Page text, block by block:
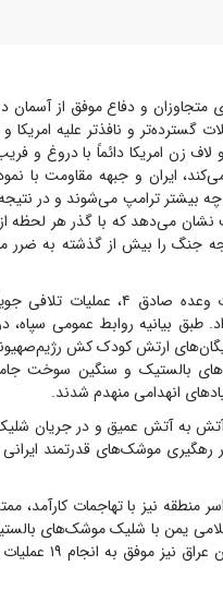
متجاوزان و دفاع موفق از
و نافذتر علیه امریکا و
زن امریکا دائماً با دروغ و
ایران و جبهه مقاومت با
بیشتر ترامپ می‌شوند و در
نشان می‌دهد که با گذر هر لحظه
جنگ را بیش از گذشته به ضرر
در همین راستا، روز گذشته سپاه پاسداران در موج ۹۴
بیانیه روابط عمومی سپاه،
یگان‌های ارتش کودک کش
بالستیک و سنگین سوخت
انهدامی منهدم شدند.
آتش به آتش عمیق و در جریان
رهگیری موشک‌های قدرتمند
منطقه نیز با تهاجمات کارآمد،
یمن با شلیک موشک‌های
اشغالی فلسطین را زیر ضرب قرار